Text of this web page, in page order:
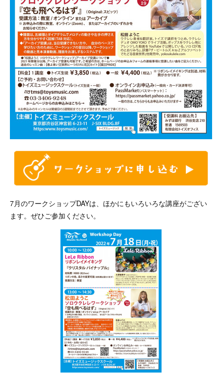
7月のワークショップDAYは、ほかにもいろいろな講座がござい
ます。ぜひご参加ください。